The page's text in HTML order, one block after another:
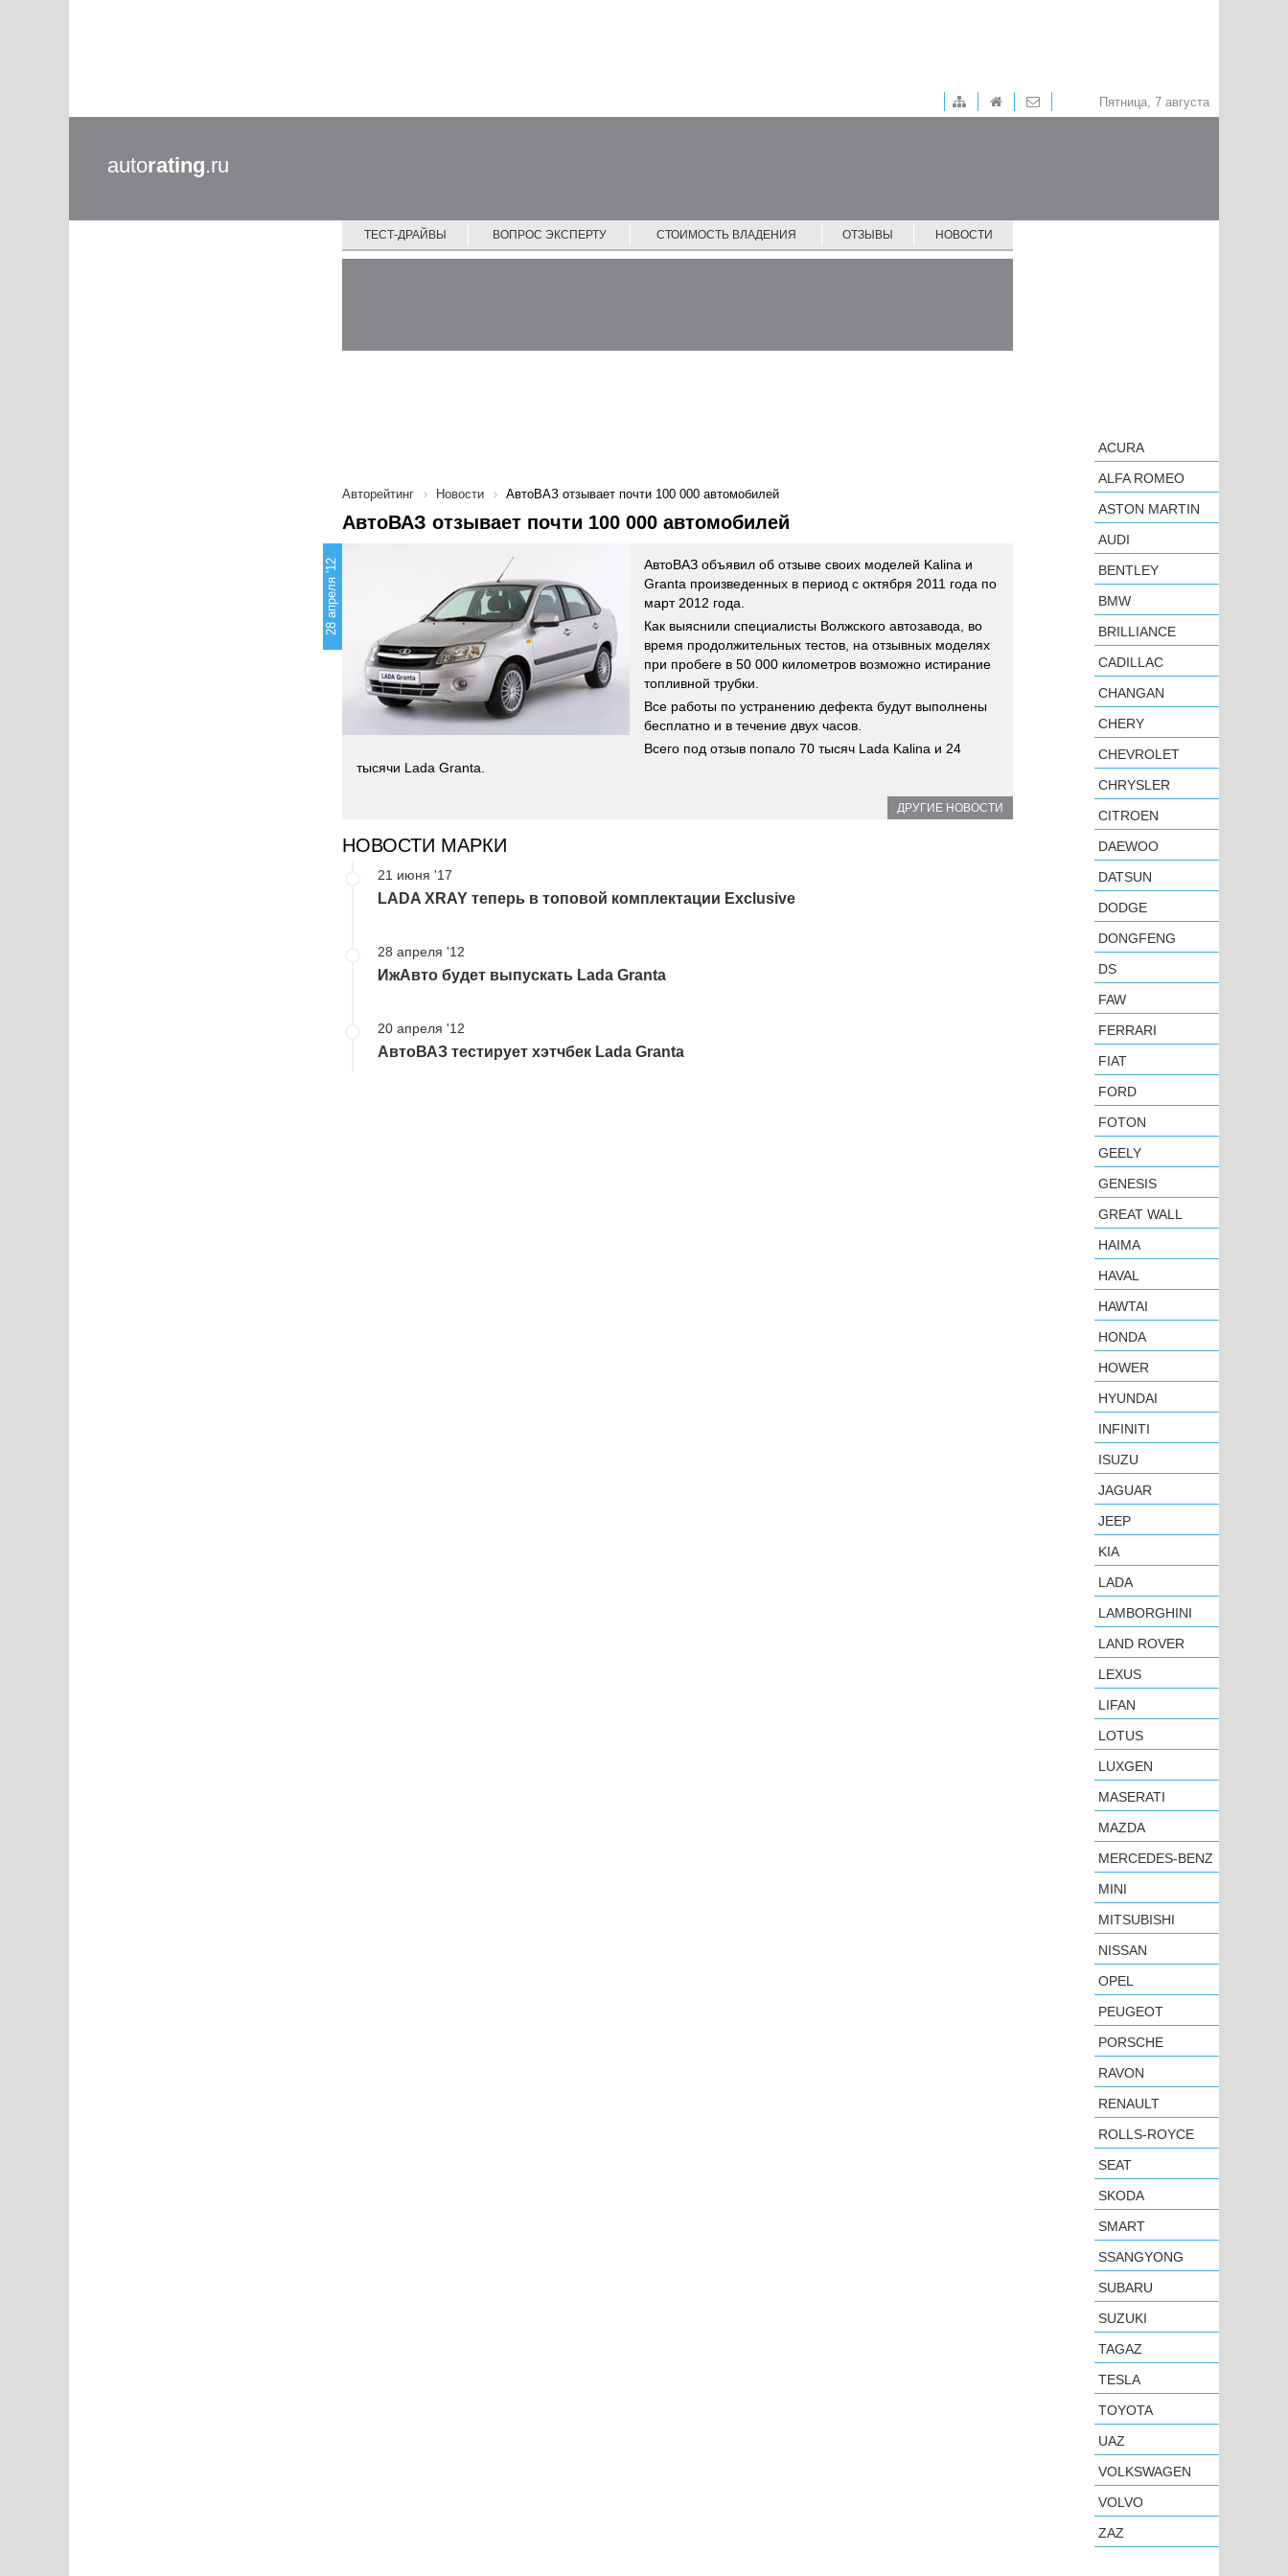
Пятница, 7 августа
autorating.ru
ТЕСТ-ДРАЙВЫ ВОПРОС ЭКСПЕРТУ СТОИМОСТЬ ВЛАДЕНИЯ ОТЗЫВЫ НОВОСТИ
Авторейтинг Новости АвтоВАЗ отзывает почти 100 000 автомобилей
АвтоВАЗ отзывает почти 100 000 автомобилей
28 апреля '12
АвтоВАЗ объявил об отзыве своих моделей Kalina и
Granta произведенных в период с октября 2011 года по
март 2012 года.
Как выяснили специалисты Волжского автозавода, во
время продолжительных тестов, на отзывных моделях
при пробеге в 50 000 километров возможно истирание
топливной трубки.
Все работы по устранению дефекта будут выполнены
бесплатно и в течение двух часов.
Всего под отзыв попало 70 тысяч Lada Kalina и 24
тысячи Lada Granta.
ДРУГИЕ НОВОСТИ
НОВОСТИ МАРКИ
21 июня '17
LADA XRAY теперь в топовой комплектации Exclusive
28 апреля '12
ИжАвто будет выпускать Lada Granta
20 апреля '12
АвтоВАЗ тестирует хэтчбек Lada Granta
ACURA
ALFA ROMEO
ASTON MARTIN
AUDI
BENTLEY
BMW
BRILLIANCE
CADILLAC
CHANGAN
CHERY
CHEVROLET
CHRYSLER
CITROEN
DAEWOO
DATSUN
DODGE
DONGFENG
DS
FAW
FERRARI
FIAT
FORD
FOTON
GEELY
GENESIS
GREAT WALL
HAIMA
HAVAL
HAWTAI
HONDA
HOWER
HYUNDAI
INFINITI
ISUZU
JAGUAR
JEEP
KIA
LADA
LAMBORGHINI
LAND ROVER
LEXUS
LIFAN
LOTUS
LUXGEN
MASERATI
MAZDA
MERCEDES-BENZ
MINI
MITSUBISHI
NISSAN
OPEL
PEUGEOT
PORSCHE
RAVON
RENAULT
ROLLS-ROYCE
SEAT
SKODA
SMART
SSANGYONG
SUBARU
SUZUKI
TAGAZ
TESLA
TOYOTA
UAZ
VOLKSWAGEN
VOLVO
ZAZ